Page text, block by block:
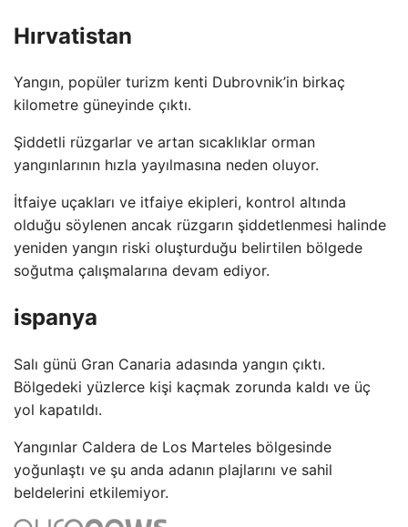
Hırvatistan
Yangın, popüler turizm kenti Dubrovnik’in birkaç
kilometre güneyinde çıktı.
Şiddetli rüzgarlar ve artan sıcaklıklar orman
yangınlarının hızla yayılmasına neden oluyor.
İtfaiye uçakları ve itfaiye ekipleri, kontrol altında
olduğu söylenen ancak rüzgarın şiddetlenmesi halinde
yeniden yangın riski oluşturduğu belirtilen bölgede
soğutma çalışmalarına devam ediyor.
ispanya
Salı günü Gran Canaria adasında yangın çıktı.
Bölgedeki yüzlerce kişi kaçmak zorunda kaldı ve üç
yol kapatıldı.
Yangınlar Caldera de Los Marteles bölgesinde
yoğunlaştı ve şu anda adanın plajlarını ve sahil
beldelerini etkilemiyor.